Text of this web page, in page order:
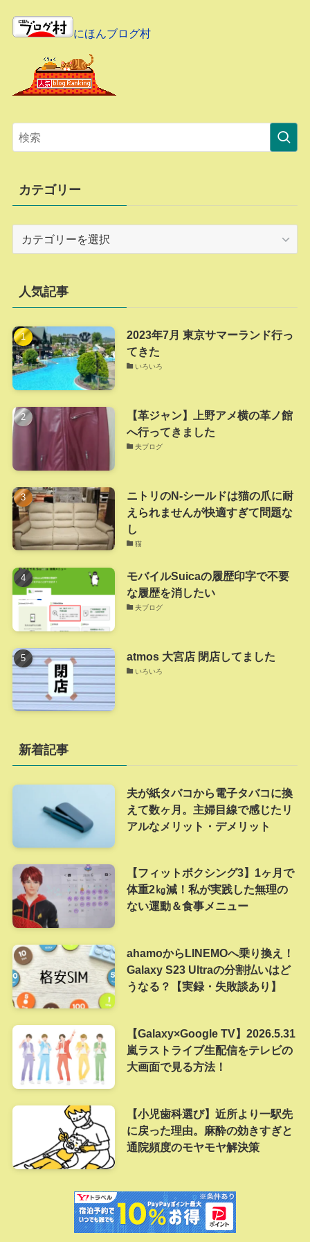
にほんブログ村
カテゴリー
ー
人気記事
2023年7月 東京サマーランド行っ
てきた
いろいろ
【革ジャン】上野アメ横の革ノ館
へ行ってきました
夫ブログ
ニトリのN-シールドは猫の爪に耐
えられませんが快適すぎて問題な
し
猫
モバイルSuicaの履歴印字で不要
な履歴を消したい
夫ブログ
atmos 大宮店 閉店してました
いろいろ
新着記事
夫が紙タバコから電子タバコに換
えて数ヶ月。主婦目線で感じたリ
アルなメリット・デメリット
【フィットボクシング3】1ヶ月で
体重2㎏減！私が実践した無理の
ない運動＆食事メニュー
ahamoからLINEMOへ乗り換え！
Galaxy S23 Ultraの分割払いはど
うなる？【実録・失敗談あり】
【Galaxy×Google TV】2026.5.31
嵐ラストライブ生配信をテレビの
大画面で見る方法！
【小児歯科選び】近所より一駅先
に戻った理由。麻酔の効きすぎと
通院頻度のモヤモヤ解決策